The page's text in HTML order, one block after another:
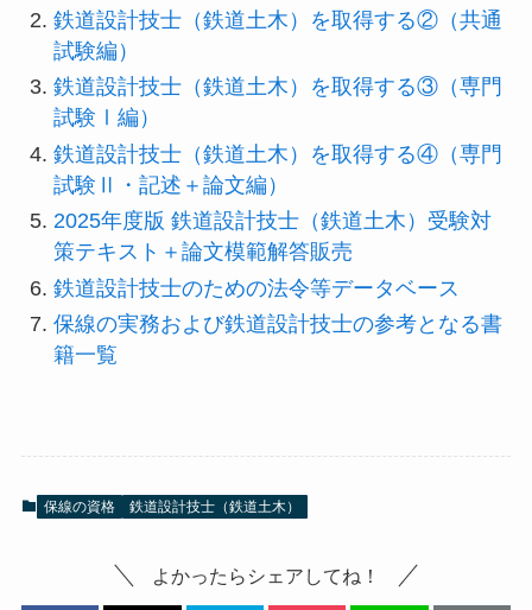
鉄道設計技士（鉄道土木）を取得する②（共通
試験編）
鉄道設計技士（鉄道土木）を取得する③（専門
試験Ⅰ編）
鉄道設計技士（鉄道土木）を取得する④（専門
試験Ⅱ・記述＋論文編）
2025年度版 鉄道設計技士（鉄道土木）受験対
策テキスト＋論文模範解答販売
鉄道設計技士のための法令等データベース
保線の実務および鉄道設計技士の参考となる書
籍一覧
保線の資格 鉄道設計技士（鉄道土木）
よかったらシェアしてね！